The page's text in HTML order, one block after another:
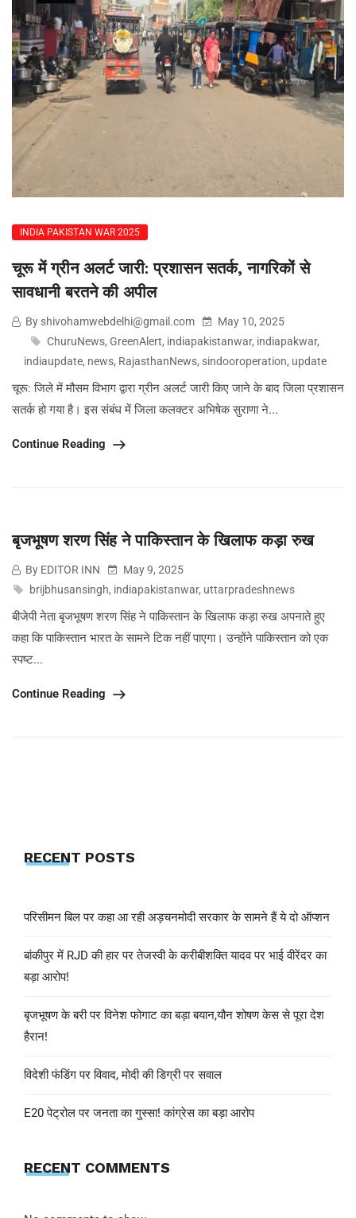
INDIA PAKISTAN WAR 2025
चूरू में ग्रीन अलर्ट जारी: प्रशासन सतर्क, नागरिकों से
सावधानी बरतने की अपील
By shivohamwebdelhi@gmail.com
May 10, 2025
ChuruNews, GreenAlert, indiapakistanwar, indiapakwar,
indiaupdate, news, RajasthanNews, sindooroperation, update
चूरू: जिले में मौसम विभाग द्वारा ग्रीन अलर्ट जारी किए जाने के बाद जिला प्रशासन
सतर्क हो गया है। इस संबंध में जिला कलक्टर अभिषेक सुराणा ने...
Continue Reading
बृजभूषण शरण सिंह ने पाकिस्तान के खिलाफ कड़ा रुख
By EDITOR INN
May 9, 2025
brijbhusansingh, indiapakistanwar, uttarpradeshnews
बीजेपी नेता बृजभूषण शरण सिंह ने पाकिस्तान के खिलाफ कड़ा रुख अपनाते हुए
कहा कि पाकिस्तान भारत के सामने टिक नहीं पाएगा। उन्होंने पाकिस्तान को एक
स्पष्ट...
Continue Reading
RECENT POSTS
परिसीमन बिल पर कहा आ रही अड़चनमोदी सरकार के सामने हैं ये दो ऑप्शन
बांकीपुर में RJD की हार पर तेजस्वी के करीबीशक्ति यादव पर भाई वीरेंदर का
बड़ा आरोप!
बृजभूषण के बरी पर विनेश फोगाट का बड़ा बयान,यौन शोषण केस से पूरा देश
हैरान!
विदेशी फंडिंग पर विवाद, मोदी की डिग्री पर सवाल
E20 पेट्रोल पर जनता का गुस्सा! कांग्रेस का बड़ा आरोप
RECENT COMMENTS